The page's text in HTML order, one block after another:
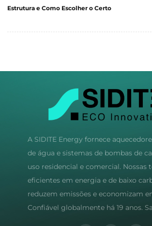
Estrutura e Como Escolher o Certo
A SIDITE Energy fornece
de água e sistemas de bombas de
uso residencial e comercial. Nossas
eficientes em energia e de baixo
reduzem emissões e economizam
Confiável globalmente há 19 anos.